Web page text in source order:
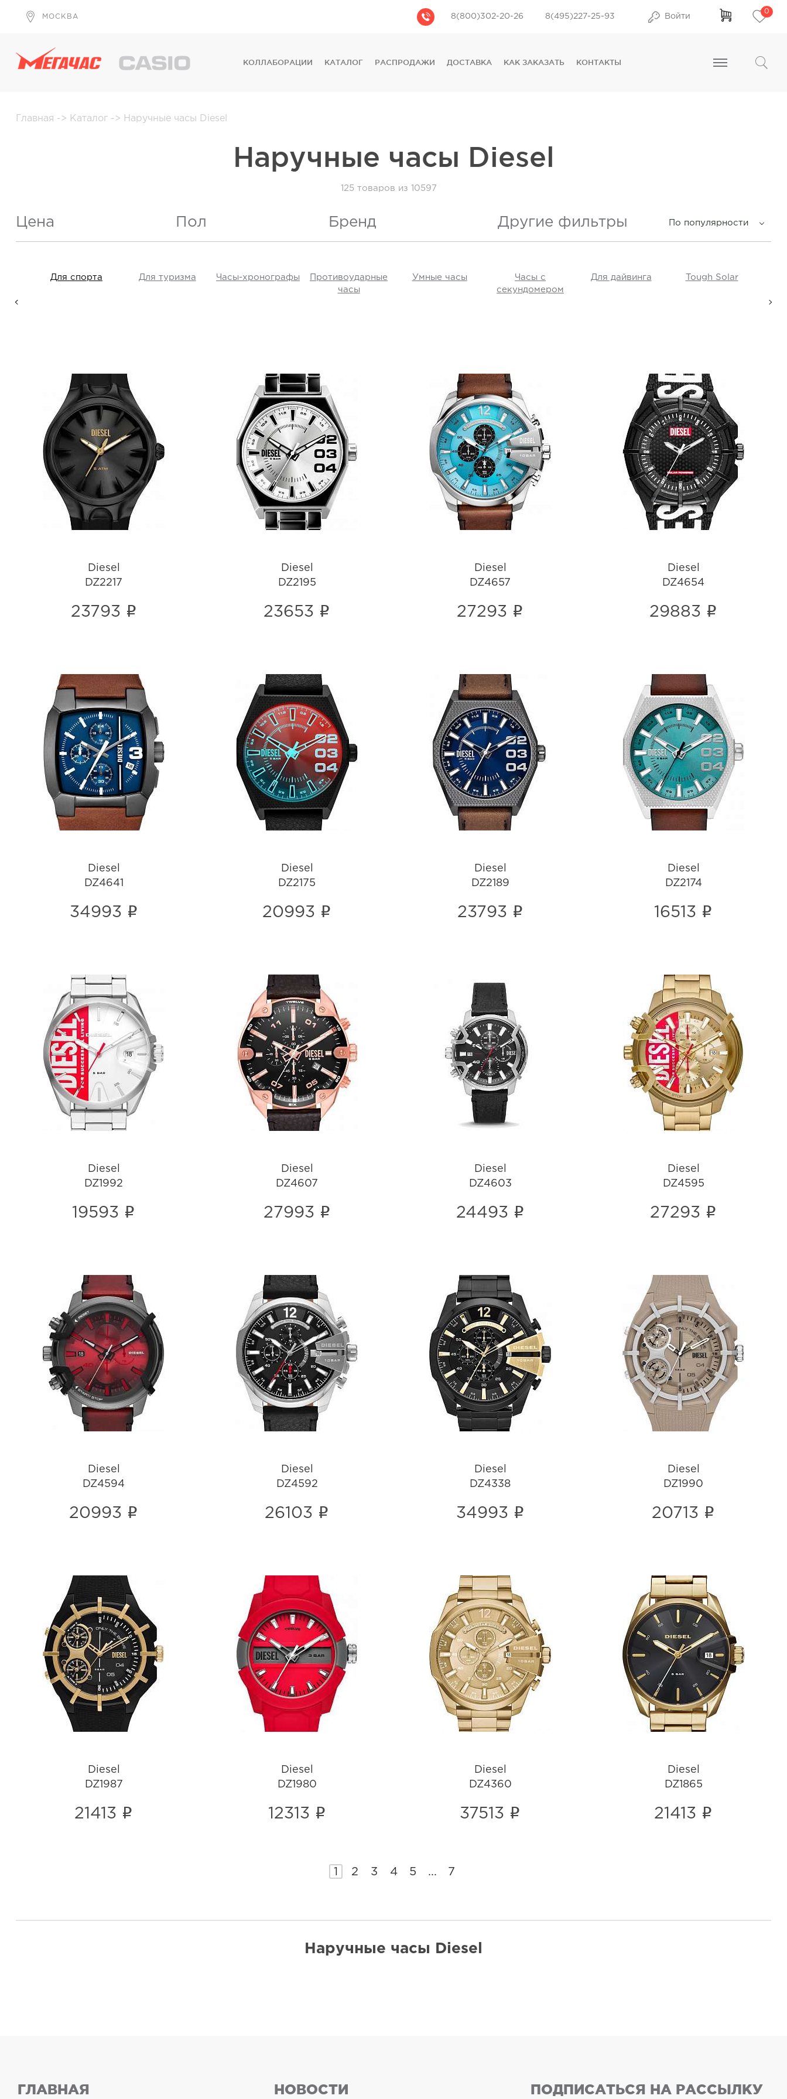
МОСКВА 8(800)302-20-26 8(495)227-25-93 Войти
0
КОЛЛАБОРАЦИИ
КАТАЛОГ
DKNY
РАСПРОДАЖИ ДОСТАВКА КАК ЗАКАЗАТЬ КОНТАКТЫ
Главная -> Каталог -> Наручные часы Diesel
Наручные часы Diesel
125 товаров из 10597
Цена Пол
Мужские(86)
Бренд Другие фильтры По популярности
Для спорта Для туризма Часы-хронографы
Противоударные
часы
Умные часы
Часы с
секундомером
Для дайвинга Tough Solar
Diesel
DZ2217
i
Diesel
DZ2217
23793 i
Diesel
DZ2195
i
Diesel
DZ2195
23653 i
Diesel
DZ4657
i
Diesel
DZ4657
27293 i
Diesel
DZ4654
i
Diesel
DZ4654
29883 i
Diesel
DZ4641
i
Diesel
DZ4641
34993 i
Diesel
DZ2175
i
Diesel
DZ2175
20993 i
Diesel
DZ2189
i
Diesel
DZ2189
23793 i
Diesel
DZ2174
i
Diesel
DZ2174
16513 i
Diesel
DZ1992
i
Diesel
DZ1992
19593 i
Diesel
DZ4607
i
Diesel
DZ4607
27993 i
Diesel
DZ4603
i
Diesel
DZ4603
24493 i
Diesel
DZ4595
i
Diesel
DZ4595
27293 i
Diesel
DZ4594
i
Diesel
DZ4594
20993 i
Diesel
DZ4592
i
Diesel
DZ4592
26103 i
Diesel
DZ4338
i
Diesel
DZ4338
34993 i
Diesel
DZ1990
i
Diesel
DZ1990
20713 i
Diesel
DZ1987
i
Diesel
DZ1987
21413 i
Diesel
DZ1980
i
Diesel
DZ1980
12313 i
Diesel
DZ4360
i
Diesel
DZ4360
37513 i
Diesel
DZ1865
i
Diesel
DZ1865
21413 i
1 2 3 4 5 7
Наручные часы Diesel
ГЛАВНАЯ НОВОСТИ ПОДПИСАТЬСЯ НА РАССЫЛКУ